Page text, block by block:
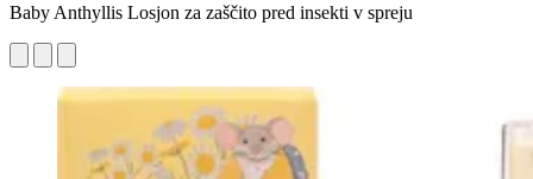
Baby Anthyllis Losjon za zaščito pred insekti v spreju